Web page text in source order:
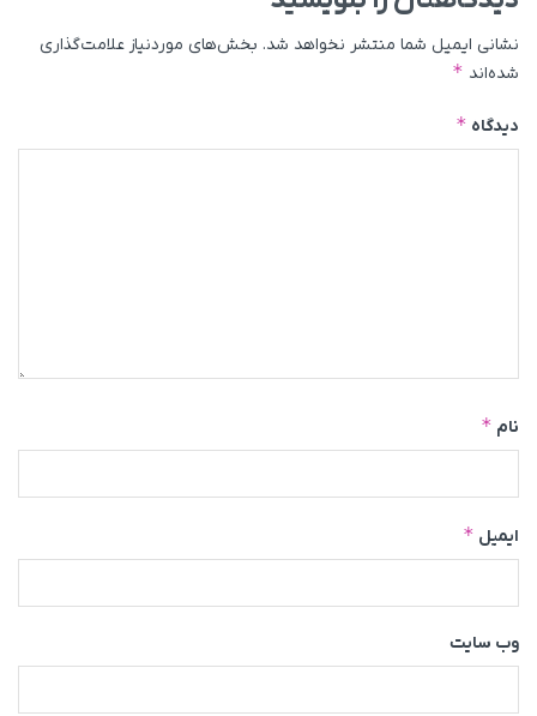
نشانی ایمیل شما منتشر نخواهد شد. بخش‌های موردنیاز علامت‌گذاری
شده‌اند *
دیدگاه *
نام *
ایمیل *
وب‌ سایت